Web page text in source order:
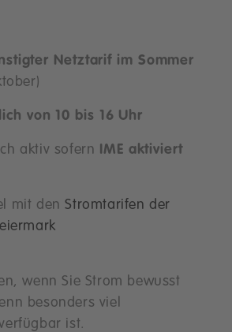
Netztarif im Sommer
von 10 bis 16 Uhr
aktiv sofern
IME aktiviert
mit denStromtarifen der
wenn Sie Strom bewusst
besonders viel
ist.